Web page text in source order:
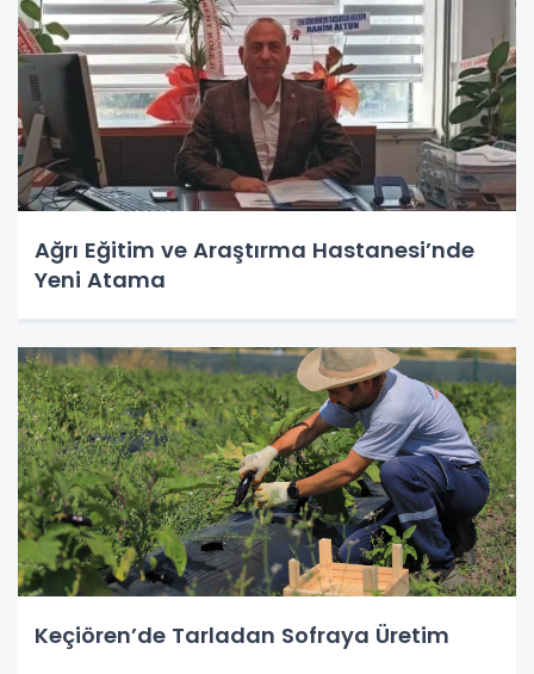
Ağrı Eğitim ve Araştırma Hastanesi’nde
Yeni Atama
Keçiören’de Tarladan Sofraya Üretim